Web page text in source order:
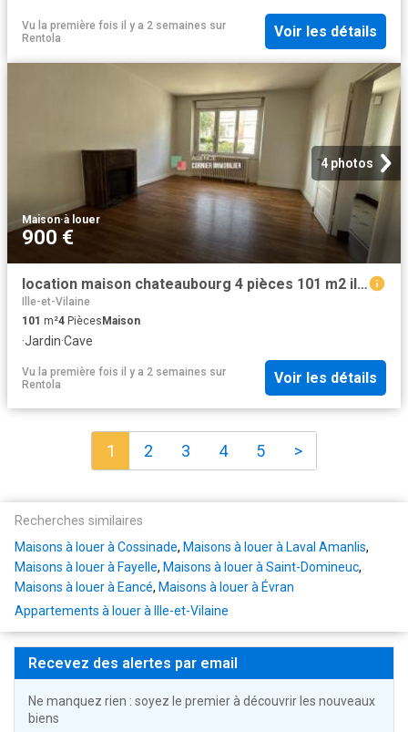
Vu la première fois il y a 2 semaines sur
Rentola
Voir les détails
4 photos
Maison·à louer
900 €
location maison chateaubourg 4 pièces 101 m2 ille et vilaine 35220 900 € / mois
Ille-et-Vilaine
101 m²4 PiècesMaison
·Jardin·Cave
Vu la première fois il y a 2 semaines sur
Rentola
Voir les détails
1 2 3 4 5 >
Recherches similaires
Maisons à louer à Cossinade, Maisons à louer à Laval Amanlis,
Maisons à louer à Fayelle, Maisons à louer à Saint-Domineuc,
Maisons à louer à Eancé, Maisons à louer à Évran
Appartements à louer à Ille-et-Vilaine
Recevez des alertes par email
Ne manquez rien : soyez le premier à découvrir les nouveaux
biens